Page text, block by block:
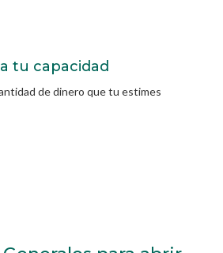
tu capacidad
de dinero que tu estimes